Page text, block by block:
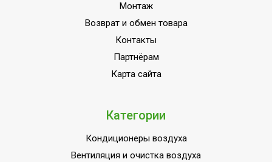
Монтаж
Возврат и обмен товара
Контакты
Партнёрам
Карта сайта
Категории
Кондиционеры воздуха
Вентиляция и очистка воздуха